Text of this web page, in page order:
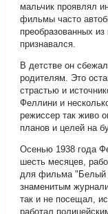
мальчик проявлял
фильмы часто
преобразованных
признавался.
В детстве он
родителям. Это
страстью и
Феллини и
режиссер так живо
планов и целей на
Осенью 1938 года
шесть месяцев,
для фильма "Белый
знаменитым
так и не посещал,
работал